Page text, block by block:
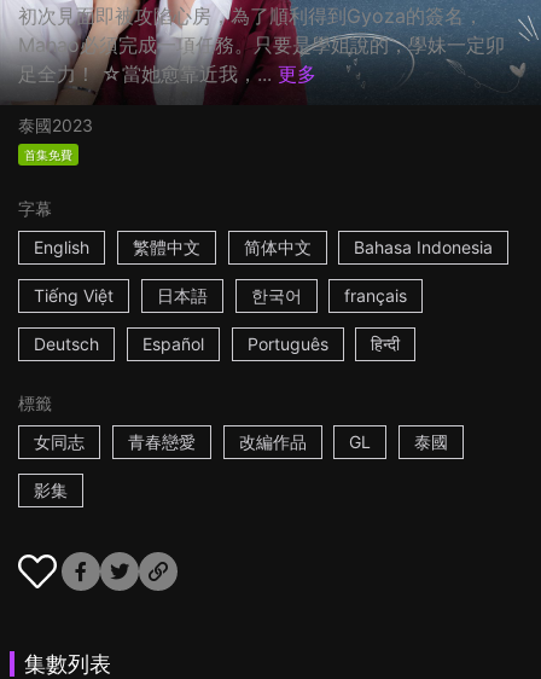
初次見面即被攻陷心房，為了順利得到Gyoza的簽名，
Manao必須完成一項任務。只要是學姐說的，學妹一定卯
足全力！ ☆當她愈靠近我，... 更多
泰國2023
首集免費
字幕
English
繁體中文 简体中文 Bahasa Indonesia
Tiếng Việt 日本語 한국어 français
Deutsch Español Português हिन्दी
標籤
女同志
青春戀愛 改編作品 GL 泰國
影集
集數列表